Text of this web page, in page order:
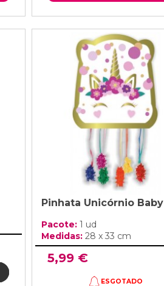
Pinhata Unicórnio Baby
Pacote: 1 ud
Medidas: 28 x 33 cm
5,99 €
ESGOTADO